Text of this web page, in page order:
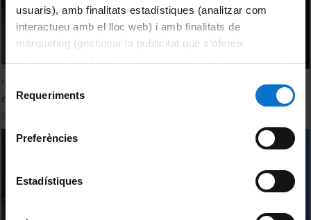
usuaris), amb finalitats estadístiques (analitzar com
interactueu amb el lloc web) i amb finalitats de
màrqueting (gestionar la publicitat que s’ofereix
consultar laPolítica de galetes del lloc web de la
de Requeriments
Preferències
Estadístiques
'Monacat i urbanisme: dones construint la ciutat
medieval.' per Blanca Garí